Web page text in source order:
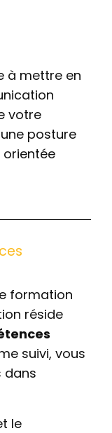
à mettre en
votre
posture
formation
réside
suivi, vous
dans
le